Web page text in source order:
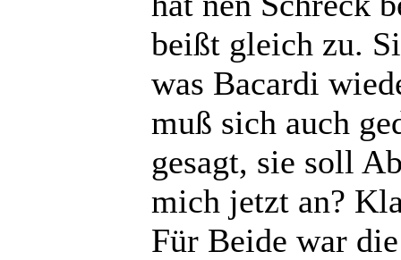
beißt gleich zu.
was Bacardi
muß sich auch
gesagt, sie soll
mich jetzt an?
Für Beide war